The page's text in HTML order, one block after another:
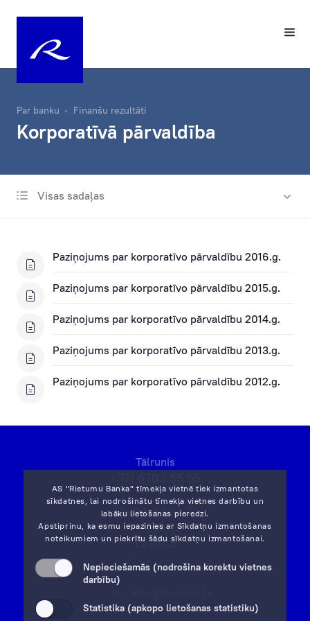
Par banku Finanšu rezultāti
Korporatīvā pārvaldība
Visas sadaļas
Finanšu pārskati
Paziņojums par korporatīvo pārvaldību 2016.g.
Paziņojums par korporatīvo pārvaldību 2015.g.
Paziņojums par korporatīvo pārvaldību 2014.g.
Paziņojums par korporatīvo pārvaldību 2013.g.
Paziņojums par korporatīvo pārvaldību 2012.g.
AS "Rietumu Banka" tīmekļa vietnē tiek izmantotas
sīkdatnes, lai nodrošinātu tīmekļa vietnes darbību un
labāku lietošanas pieredzi.
Apstiprinu, ka esmu iepazinies ar Sīkdatņu izmantošanas
noteikumiem un piekrītu šādu sīkdatņu izmantošanai.
Nepieciešamās (nodrošina korektu vietnes
darbību)
Statistika (apkopo lietošanas statistiku)
Tālrunis
Vesetas iela 7,
Rīga,
LV-1013